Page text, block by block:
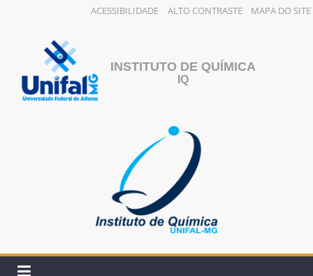
ACESSIBILIDADE ALTO CONTRASTE MAPA DO SITE
conteúdo
INSTITUTO DE QUÍMICA
IQ